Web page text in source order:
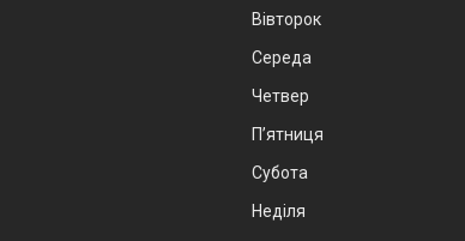
Вівторок
Середа
Четвер
Пʼятниця
Субота
Неділя